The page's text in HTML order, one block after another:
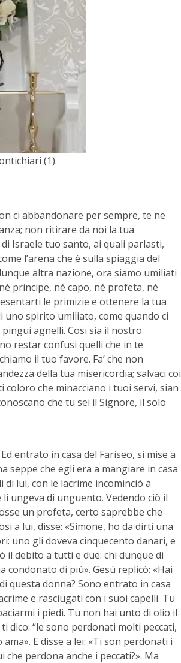
(1).
ci abbandonare per sempre, te ne
non ritirare da noi la tua
Israele tuo santo, ai quali parlasti,
l’arena che è sulla spiaggia del
altra nazione, ora siamo umiliati
principe, né capo, né profeta, né
le primizie e ottenere la tua
uno spirito umiliato, come quando ci
agnelli. Cosi sia il nostro
restar confusi quelli che in te
il tuo favore. Fa’ che non
della tua misericordia; salvaci coi
che minacciano i tuoi servi, sian
che tu sei il Signore, il solo
entrato in casa del Fariseo, si mise a
seppe che egli era a mangiare in casa
lui, con le lacrime incominciò a
ungeva di unguento. Vedendo ciò il
un profeta, certo saprebbe che
a lui, disse: «Simone, ho da dirti una
uno gli doveva cinquecento danari, e
il debito a tutti e due: chi dunque di
condonato di più». Gesù replicò: «Hai
questa donna? Sono entrato in casa
e rasciugati con i suoi capelli. Tu
i piedi. Tu non hai unto di olio il
dico: “le sono perdonati molti peccati,
E disse a lei: «Ti son perdonati i
perdona anche i peccati?». Ma